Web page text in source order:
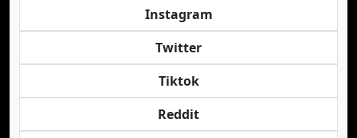
Instagram
Twitter
Tiktok
Reddit